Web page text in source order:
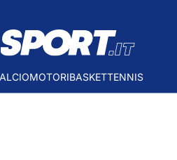
MOTORIBASKETTENNIS